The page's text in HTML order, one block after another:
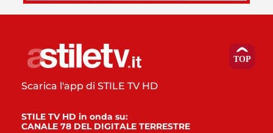
Scarica l'app di STILE TV HD
STILE TV HD in onda su:
CANALE 78 DEL DIGITALE TERRESTRE